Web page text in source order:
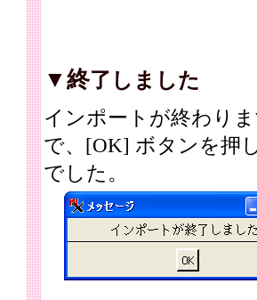
▼終了しました
インポートが終わり
で、[OK] ボタンを押
でした。